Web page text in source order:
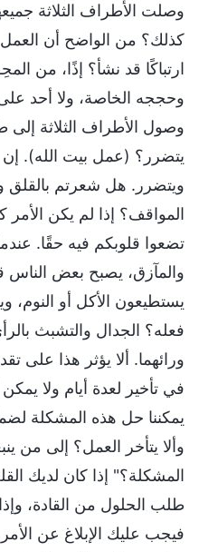
وصلت الأطراف الثلاثة
كذلك؟ من الواضح أن
ارتباكًا قد نشأ؟ إذًا، من
وحججه الخاصة، ولا أحد
وصول الأطراف الثلاثة
يتضرر؟ (عمل بيت الله).
ويتضرر. هل شعرتم بالقلق
المواقف؟ إذا لم يكن الأمر
تضعوا قلوبكم فيه حقًا.
والمآزق، يصبح بعض الناس
يستطيعون الأكل أو النوم،
فعله؟ الجدال والتشبث
ورائهما. ألا يؤثر هذا على
في تأخير لعدة أيام ولا
يمكننا حل هذه المشكلة
وألا يتأخر العمل؟ إلى من
المشكلة؟" إذا كان لديك
طلب الحلول من القادة،
فيجب عليك الإبلاغ عن